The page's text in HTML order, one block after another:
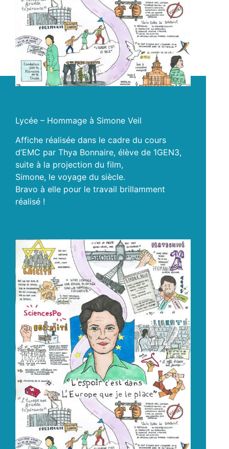
Lycée – Hommage à Simone Veil
Affiche réalisée dans le cadre du cours
d’EMC par Thya Bonnaire, élève de 1GEN3,
suite à la projection du film,
Simone, le voyage du siècle.
Bravo à elle pour le travail brillamment
réalisé !